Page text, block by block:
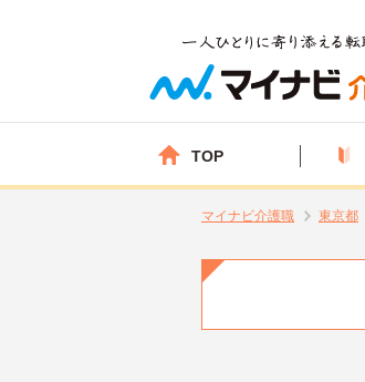
TOP
マイナビ介護職 東京都